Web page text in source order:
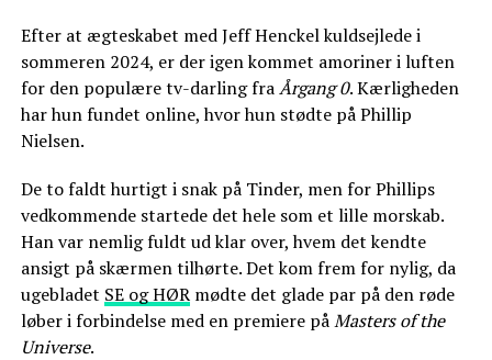
Efter at ægteskabet med Jeff Henckel kuldsejlede i
sommeren 2024, er der igen kommet amoriner i luften
for den populære tv-darling fraÅrgang 0. Kærligheden
har hun fundet online, hvor hun stødte på Phillip
Nielsen.
De to faldt hurtigt i snak på Tinder, men for Phillips
vedkommende startede det hele som et lille morskab.
Han var nemlig fuldt ud klar over, hvem det kendte
ansigt på skærmen tilhørte. Det kom frem for nylig, da
ugebladet SE og HØRmødte det glade par på den røde
løber i forbindelse med en premiere påMasters of the
Universe.